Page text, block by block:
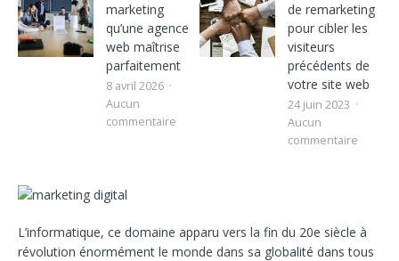
marketing
qu’une agence
web maîtrise
parfaitement
8 avril 2026
Aucun
commentaire
de remarketing
pour cibler les
visiteurs
précédents de
votre site web
24 juin 2023
Aucun
commentaire
L’informatique, ce domaine apparu vers la fin du 20e siècle à
révolution énormément le monde dans sa globalité dans tous